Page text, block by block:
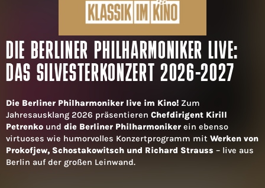
DIE BERLINER PHILHARMONIKER LIVE:
DAS SILVESTERKONZERT 2026-2027
Die Berliner Philharmoniker live im Kino! Zum
Jahresausklang 2026 präsentieren Chefdirigent Kirill
Petrenko und die Berliner Philharmoniker ein ebenso
virtuoses wie humorvolles Konzertprogramm mit Werken von
Prokofjew, Schostakowitsch und Richard Strauss – live aus
Berlin auf der großen Leinwand.